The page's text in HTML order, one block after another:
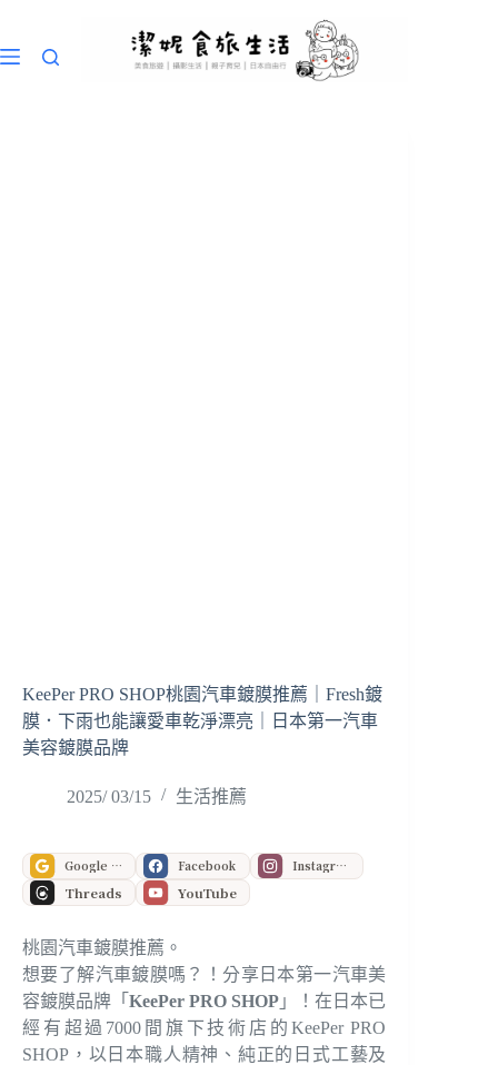
主
KeePer PRO SHOP桃園汽車鍍膜推薦｜Fresh鍍
膜．下雨也能讓愛車乾淨漂亮｜日本第一汽車
美容鍍膜品牌
2025/ 03/15 生活推薦
Google 偏好來源 Facebook Instagram
Threads YouTube
桃園汽車鍍膜推薦。
想要了解汽車鍍膜嗎？！分享日本第一汽車美
容鍍膜品牌「KeePer PRO SHOP 」！在日本已
經有超過7000間旗下技術店的KeePer PRO
SHOP，以日本職人精神、純正的日式工藝及